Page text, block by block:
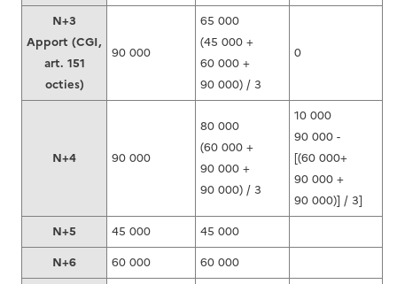
N+3
Apport (CGI,
art. 151
octies)
90 000
65 000
(45 000 +
60 000 +
90 000) / 3
0
N+4 90 000
80 000
(60 000 +
90 000 +
90 000) / 3
10 000
90 000 -
[(60 000+
90 000 +
90 000)] / 3]
N+5
45 000
45 000
N+6
60 000
60 000